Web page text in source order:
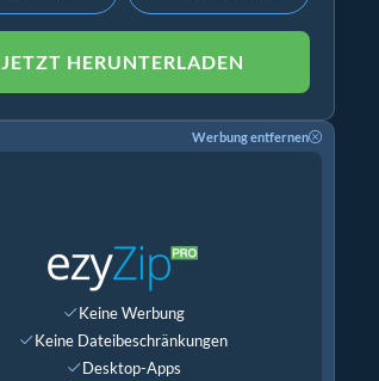
JETZT HERUNTERLADEN
Werbung entfernen
Keine Werbung
Keine Dateibeschränkungen
Desktop-Apps